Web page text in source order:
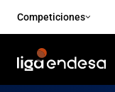
Competiciones